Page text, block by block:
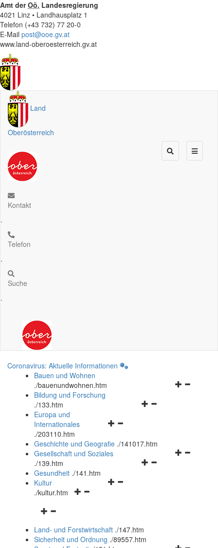
Amt derOö. Landesregierung
4021 Linz • Landhausplatz 1
Telefon (+43 732) 77 20-0
E-Mail post@ooe.gv.at
www.land-oberoesterreich.gv.at
Land
Oberösterreich
Kontakt
.
Telefon
.
Suche
.
Coronavirus: Aktuelle Informationen
Bauen und Wohnen
./bauenundwohnen.htm
Navigationsmenü
Bildung und Forschung
./133.htm
Navigationsmenü
und
schließen
Europa und
Internationales
./203110.htm
Geschichte und Geografie ./141017.htm
Navigationsmenü
Gesellschaft und Soziales
./139.htm
Navigationsmenü
Gesundheit ./141.htm
Navigationsmenü
Kultur
./kultur.htm
Navigationsmenü
und
schließen
Land- und Forstwirtschaft ./147.htm
Sicherheit und Ordnung ./89557.htm